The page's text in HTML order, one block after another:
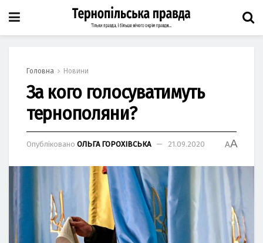
Головна Новини
За кого голосуватимуть
тернополяни?
Опубліковано ОЛЬГА ГОРОХІВСЬКА 21.09.2020 AA